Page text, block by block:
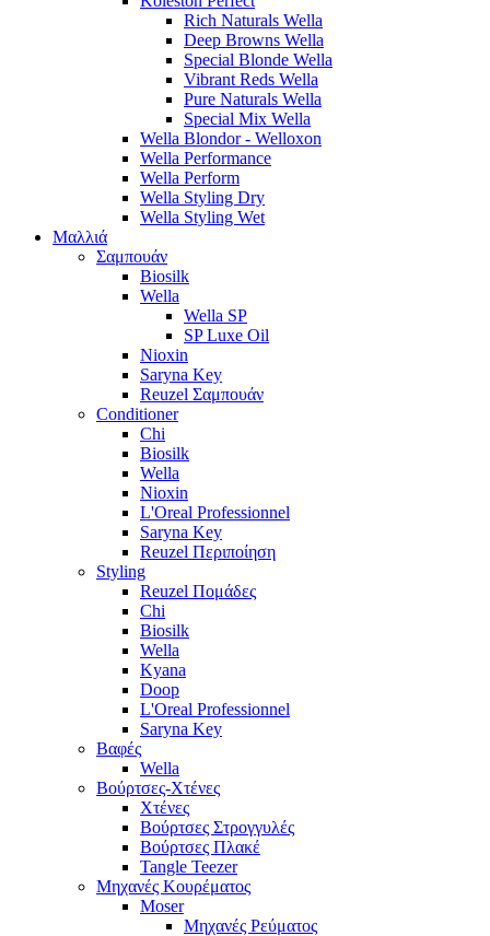
Rich Naturals Wella
Deep Browns Wella
Special Blonde Wella
Vibrant Reds Wella
Pure Naturals Wella
Special Mix Wella
Wella Blondor - Welloxon
Wella Performance
Wella Perform
Wella Styling Dry
Wella Styling Wet
Μαλλιά
Σαμπουάν
Biosilk
Wella
Wella SP
SP Luxe Oil
Nioxin
Saryna Key
Reuzel Σαμπουάν
Conditioner
Chi
Biosilk
Wella
Nioxin
L'Oreal Professionnel
Saryna Key
Reuzel Περιποίηση
Styling
Reuzel Πομάδες
Chi
Biosilk
Wella
Kyana
Doop
L'Oreal Professionnel
Saryna Key
Βαφές
Wella
Βούρτσες-Χτένες
Χτένες
Βούρτσες Στρογγυλές
Βούρτσες Πλακέ
Tangle Teezer
Μηχανές Κουρέματος
Moser
Μηχανές Ρεύματος